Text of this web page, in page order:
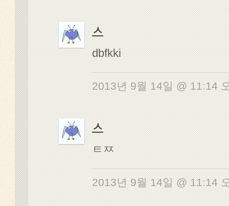
ㅅ
dbfkki
2013년 9월 14일 @ 11:14
ㅅ
ㅌㅉ
2013년 9월 14일 @ 11:14